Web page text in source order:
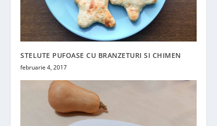
STELUTE PUFOASE CU BRANZETURI SI CHIMEN
februarie 4, 2017